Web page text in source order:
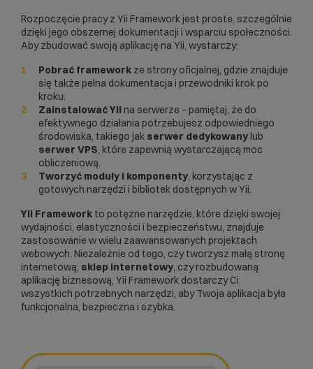
Rozpoczęcie pracy z Yii Framework jest proste, szczególnie
dzięki jego obszernej dokumentacji i wsparciu społeczności.
Aby zbudować swoją aplikację na Yii, wystarczy:
Pobrać framework ze strony oficjalnej, gdzie znajduje
się także pełna dokumentacja i przewodniki krok po
kroku.
Zainstalować Yii na serwerze – pamiętaj, że do
efektywnego działania potrzebujesz odpowiedniego
środowiska, takiego jak serwer dedykowany lub
serwer VPS, które zapewnią wystarczającą moc
obliczeniową.
Tworzyć moduły i komponenty, korzystając z
gotowych narzędzi i bibliotek dostępnych w Yii.
Yii Framework to potężne narzędzie, które dzięki swojej
wydajności, elastyczności i bezpieczeństwu, znajduje
zastosowanie w wielu zaawansowanych projektach
webowych. Niezależnie od tego, czy tworzysz małą stronę
internetową, sklep internetowy, czy rozbudowaną
aplikację biznesową, Yii Framework dostarczy Ci
wszystkich potrzebnych narzędzi, aby Twoja aplikacja była
funkcjonalna, bezpieczna i szybka.